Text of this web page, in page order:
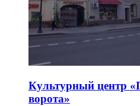
Культурный центр
ворота»